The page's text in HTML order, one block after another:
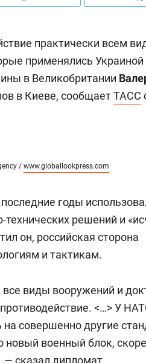
практически всем
применялись Украиной
в Великобритании
в Киеве, сообщаетТАСС
/ www.globallookpress.com
годы
решений и
он, российская сторона
и тактикам.
все виды вооружений и
<…> У
совершенно другие
военный блок,
— сказал дипломат.